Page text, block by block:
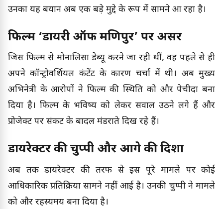
उनका यह बयान अब एक बड़े मुद्दे के रूप में सामने आ रहा है।
फिल्म ‘डायरी ऑफ मणिपुर’ पर असर
जिस फिल्म से मोनालिसा डेब्यू करने जा रही थीं, वह पहले से ही
अपने कॉन्ट्रोवर्शियल कंटेंट के कारण चर्चा में थी। अब मुख्य
अभिनेत्री के आरोपों ने फिल्म की स्थिति को और पेचीदा बना
दिया है। फिल्म के भविष्य को लेकर सवाल उठने लगे हैं और
प्रोजेक्ट पर संकट के बादल मंडराते दिख रहे हैं।
डायरेक्टर की चुप्पी और आगे की दिशा
अब तक डायरेक्टर की तरफ से इस पूरे मामले पर कोई
आधिकारिक प्रतिक्रिया सामने नहीं आई है। उनकी चुप्पी ने मामले
को और रहस्यमय बना दिया है।